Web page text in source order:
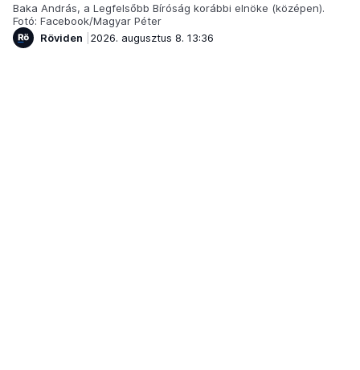
Baka András, a Legfelsőbb Bíróság korábbi elnöke (középen).
Fotó: Facebook/Magyar Péter
Röviden
2026. augusztus 8. 13:36